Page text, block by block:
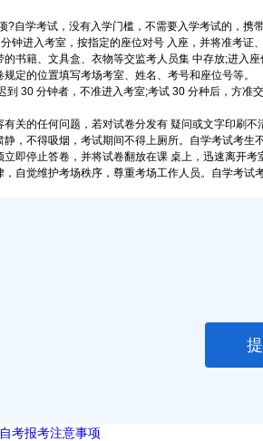
考试，没有入学门槛，不需要入学考试的，携带
进入考室，按指定的座位对号 入座，并将准考证、
籍、文具盒、衣物等交监考人员集 中存放;进入座
的位置填写考场考室、姓名、考号和座位号等。
30 分钟者，不准进入考室;考试 30 分种后，方准
的任何问题，若对试卷分发有 疑问或文字印刷不
不得吸烟，考试期间不得上厕所。自学考试考生
停止答卷，并将试卷翻放在课 桌上，迅速离开考
觉维护考场秩序，尊重考场工作人员。自学考试
考报考注意事项